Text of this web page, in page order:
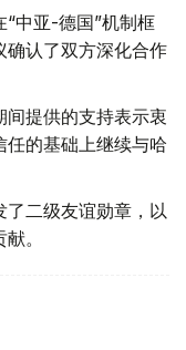
中亚-德国”机制框
确认了双方深化合作
提供的支持表示衷
的基础上继续与哈
二级友谊勋章，以
。